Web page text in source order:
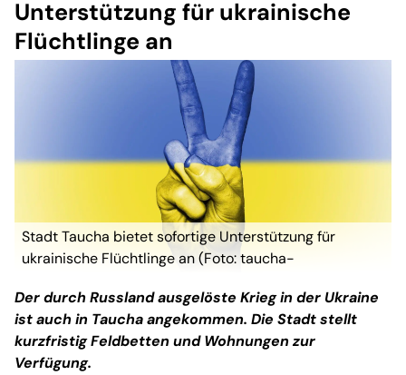
Unterstützung für ukrainische
Flüchtlinge an
Stadt Taucha bietet sofortige Unterstützung für
ukrainische Flüchtlinge an (Foto: taucha-
Der durch Russland ausgelöste Krieg in der Ukraine
ist auch in Taucha angekommen. Die Stadt stellt
kurzfristig Feldbetten und Wohnungen zur
Verfügung.